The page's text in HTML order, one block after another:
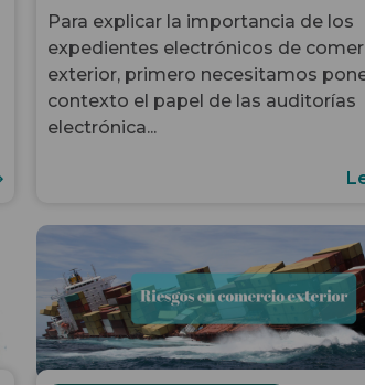
Para explicar la importancia de los
expedientes electrónicos de
exterior, primero necesitamos
contexto el papel de las auditorías
electrónica...